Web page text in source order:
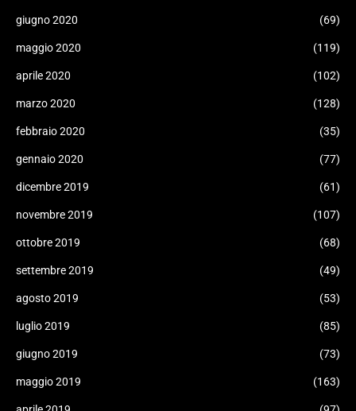
giugno 2020 (69)
maggio 2020 (119)
aprile 2020 (102)
marzo 2020 (128)
febbraio 2020 (35)
gennaio 2020 (77)
dicembre 2019 (61)
novembre 2019 (107)
ottobre 2019 (68)
settembre 2019 (49)
agosto 2019 (53)
luglio 2019 (85)
giugno 2019 (73)
maggio 2019 (163)